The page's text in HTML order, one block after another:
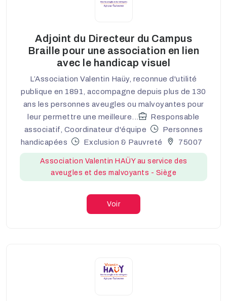
Adjoint du Directeur du Campus
Braille pour une association en lien
avec le handicap visuel
L’Association Valentin Haüy, reconnue d'utilité
publique en 1891, accompagne depuis plus de 130
ans les personnes aveugles ou malvoyantes pour
leur permettre une meilleure...
Responsable
associatif, Coordinateur d'équipe
Personnes
handicapées
Exclusion & Pauvreté 75007
Association Valentin HAÜY au service des
aveugles et des malvoyants - Siège
Voir